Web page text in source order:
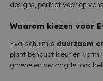
designs, perfect voor op
Waarom kiezen voor
Eva-schuim is duurzaam
plant behoudt kleur en vorm
groene en verzorgde look